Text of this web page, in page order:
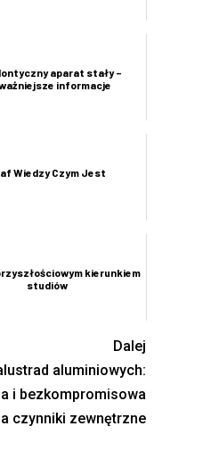
aparat stały –
informacje
Wiedzy Czym Jest
kierunkiem
studiów
Dalej
aluminiowych:
i bezkompromisowa
czynniki zewnętrzne